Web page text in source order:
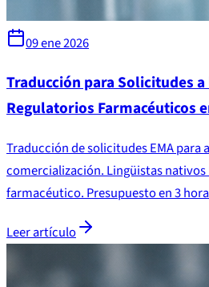
09 ene 2026
Traducción para Solicitudes
Regulatorios Farmacéuticos
Traducción de solicitudes EMA para
comercialización. Lingüistas nativos
farmacéutico. Presupuesto en 3
Leer artículo